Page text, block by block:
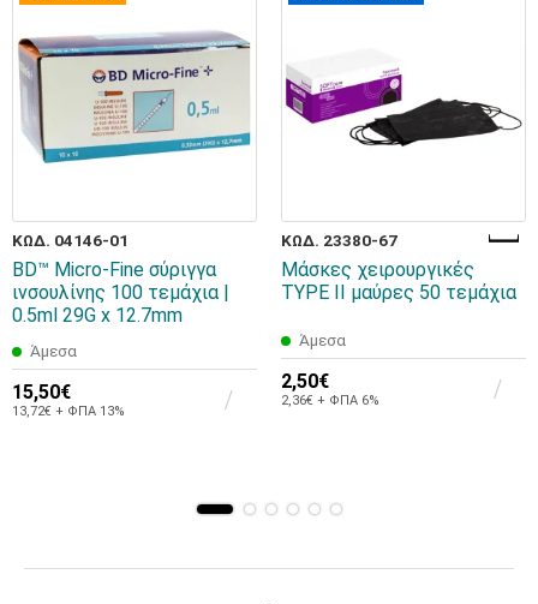
ΚΩΔ. 04146-01
BD™ Micro-Fine σύριγγα
ινσουλίνης 100 τεμάχια |
0.5ml 29G x 12.7mm
Άμεσα
15,50€
13,72€ + ΦΠΑ 13%
ΚΩΔ. 23380-67
Μάσκες χειρουργικές
TYPE II μαύρες 50 τεμάχια
Άμεσα
2,50€
2,36€ + ΦΠΑ 6%